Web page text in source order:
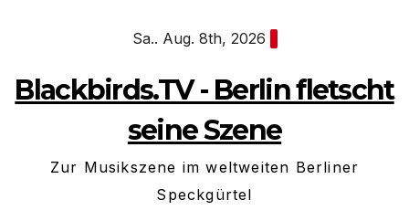
Sa.. Aug. 8th, 2026
Blackbirds.TV - Berlin fletscht
seine Szene
Zur Musikszene im weltweiten Berliner
Speckgürtel